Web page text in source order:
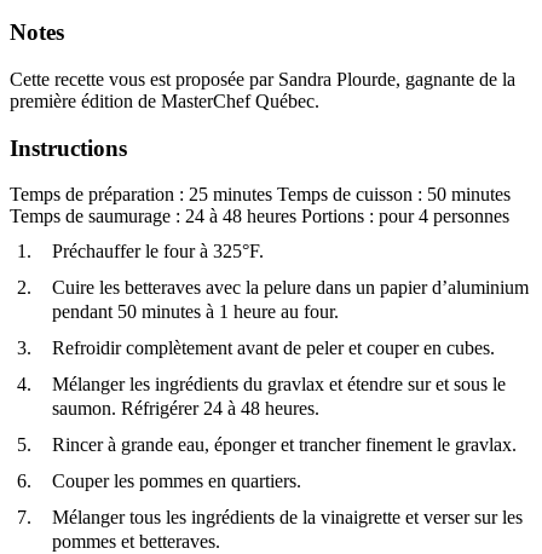
Notes
Cette recette vous est proposée par Sandra Plourde, gagnante de la
première édition de MasterChef Québec.
Instructions
Temps de préparation : 25 minutes Temps de cuisson : 50 minutes
Temps de saumurage : 24 à 48 heures Portions : pour 4 personnes
Préchauffer le four à 325°F.
Cuire les betteraves avec la pelure dans un papier d’aluminium
pendant 50 minutes à 1 heure au four.
Refroidir complètement avant de peler et couper en cubes.
Mélanger les ingrédients du gravlax et étendre sur et sous le
saumon. Réfrigérer 24 à 48 heures.
Rincer à grande eau, éponger et trancher finement le gravlax.
Couper les pommes en quartiers.
Mélanger tous les ingrédients de la vinaigrette et verser sur les
pommes et betteraves.